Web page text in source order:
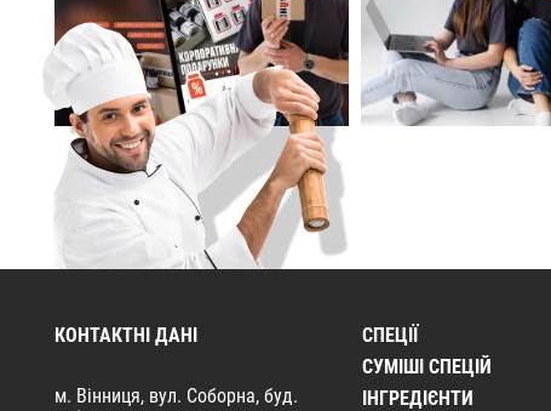
КОНТАКТНІ ДАНІ
м. Вінниця, вул. Соборна, буд.
СПЕЦІЇ
CУМІШІ СПЕЦІЙ
ІНГРЕДІЄНТИ